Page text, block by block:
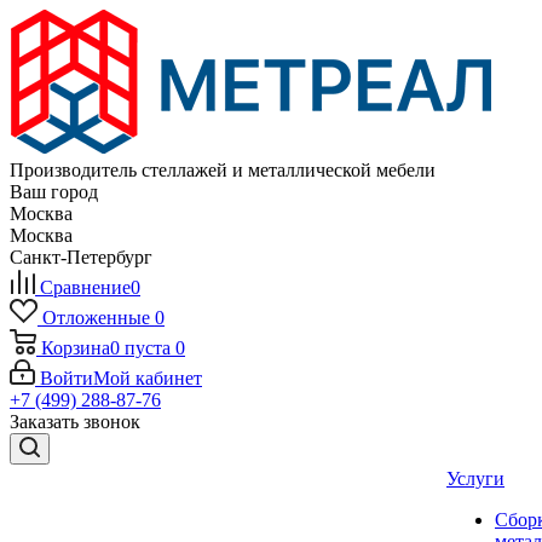
Производитель стеллажей и металлической мебели
Ваш город
Москва
Москва
Санкт-Петербург
Сравнение0
Отложенные 0
Корзина0 пуста 0
ВойтиМой кабинет
+7 (499) 288-87-76
Заказать звонок
Услуги